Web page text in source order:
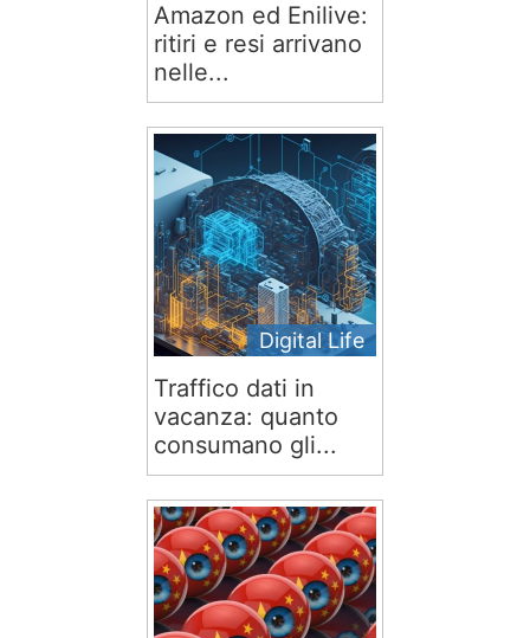
Amazon ed Enilive:
ritiri e resi arrivano
nelle...
Digital Life
Traffico dati in
vacanza: quanto
consumano gli...